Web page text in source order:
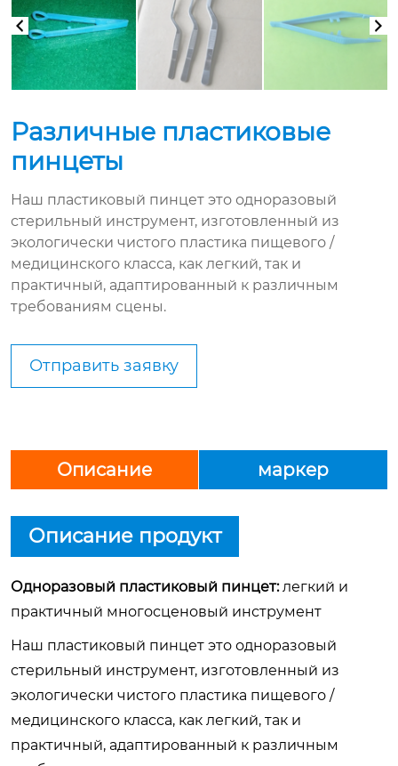
Различные пластиковые
пинцеты
Наш пластиковый пинцет это одноразовый
стерильный инструмент, изготовленный из
экологически чистого пластика пищевого /
медицинского класса, как легкий, так и
практичный, адаптированный к различным
требованиям сцены.
Отправить заявку
Описание маркер
Описание продукт
Одноразовый пластиковый пинцет:легкий и
практичный многосценовый инструмент
Наш пластиковый пинцет это одноразовый
стерильный инструмент, изготовленный из
экологически чистого пластика пищевого /
медицинского класса, как легкий, так и
практичный, адаптированный к различным